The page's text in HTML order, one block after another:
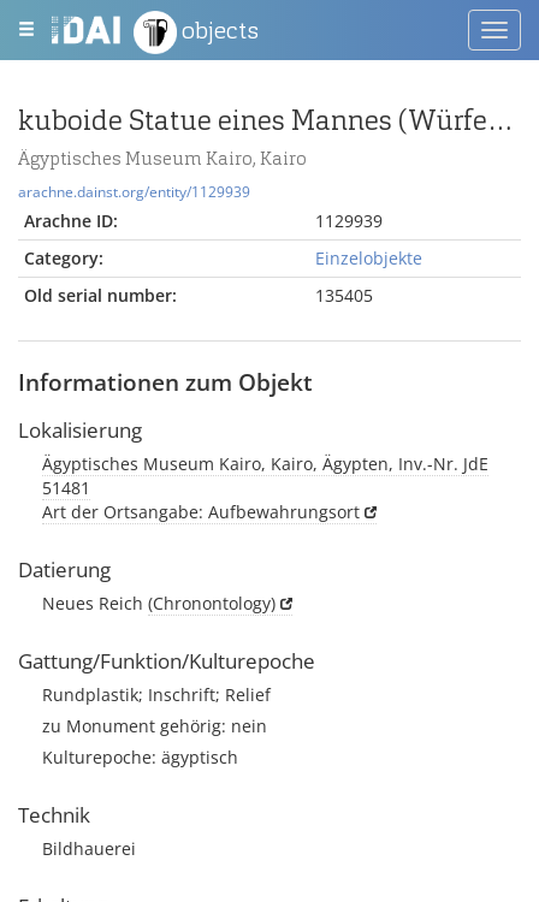
objects
kuboide Statue eines Mannes (Würfelhocker)
Ägyptisches Museum Kairo, Kairo
arachne.dainst.org/entity/1129939
Arachne ID:
1129939
Category:
Einzelobjekte
Old serial number:
135405
Informationen zum Objekt
Lokalisierung
Ägyptisches Museum Kairo, Kairo, Ägypten, Inv.-Nr. JdE
51481
Art der Ortsangabe: Aufbewahrungsort
Datierung
Neues Reich (Chronontology)
Gattung/Funktion/Kulturepoche
Rundplastik; Inschrift; Relief
zu Monument gehörig: nein
Kulturepoche: ägyptisch
Technik
Bildhauerei